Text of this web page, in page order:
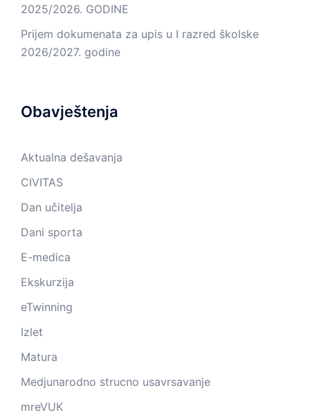
2025/2026. GODINE
Prijem dokumenata za upis u I razred školske
2026/2027. godine
Obavještenja
Aktualna dešavanja
CIVITAS
Dan učitelja
Dani sporta
E-medica
Ekskurzija
eTwinning
Izlet
Matura
Medjunarodno strucno usavrsavanje
mreVUK